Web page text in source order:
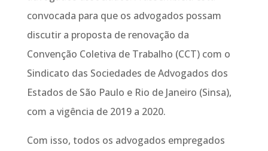
convocada para que os advogados possam
discutir a proposta de renovação da
Convenção Coletiva de Trabalho (CCT) com o
Sindicato das Sociedades de Advogados dos
Estados de São Paulo e Rio de Janeiro (Sinsa),
com a vigência de 2019 a 2020.
Com isso, todos os advogados empregados